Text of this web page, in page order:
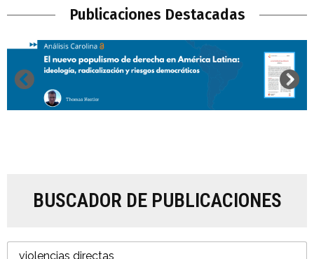
Publicaciones Destacadas
BUSCADOR DE PUBLICACIONES